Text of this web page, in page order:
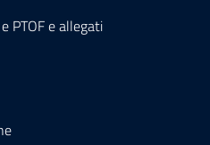
PTOF e allegati